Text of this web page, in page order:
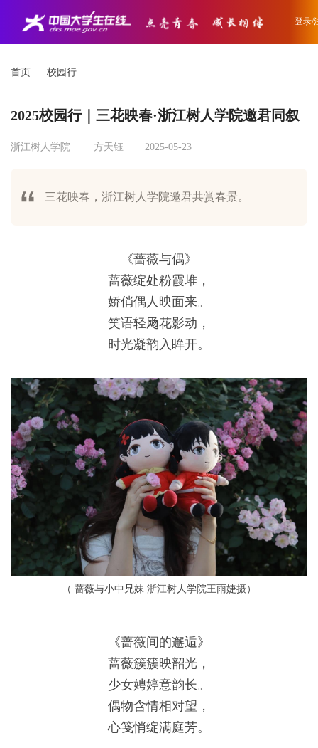
登录/
首页 校园行
2025校园行｜三花映春·浙江树人学院邀君同叙
浙江树人学院 方天钰 2025-05-23
三花映春，浙江树人学院邀君共赏春景。
《蔷薇与偶》
蔷薇绽处粉霞堆，
娇俏偶人映面来。
笑语轻飏花影动，
时光凝韵入眸开。
（ 蔷薇与小中兄妹 浙江树人学院王雨婕摄）
《蔷薇间的邂逅》
蔷薇簇簇映韶光，
少女娉婷意韵长。
偶物含情相对望，
心笺悄绽满庭芳。